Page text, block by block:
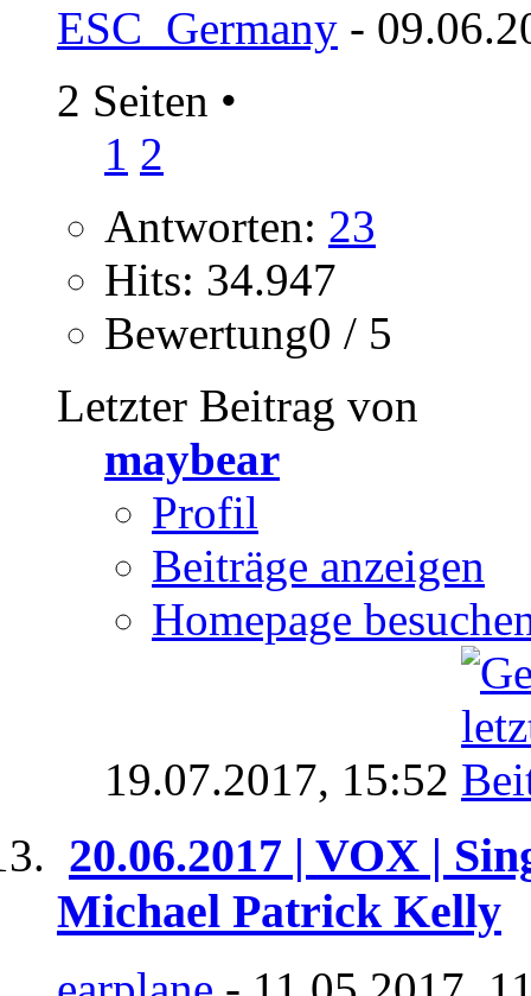
ESC_Germany -
2 Seiten •
1 2
Antworten: 23
Hits: 34.947
Bewertung0 / 5
Letzter Beitrag von
maybear
Profil
Beiträge anzeigen
Homepage
19.07.2017, 15:52
20.06.2017 | VOX |
Michael Patrick Kelly